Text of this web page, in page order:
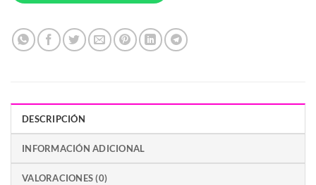
DESCRIPCIÓN
INFORMACIÓN ADICIONAL
VALORACIONES (0)